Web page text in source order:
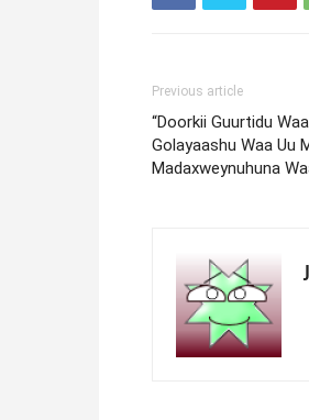
Previous article
“Doorkii Guurtidu
Golayaashu Waa Uu
Madaxweynuhuna